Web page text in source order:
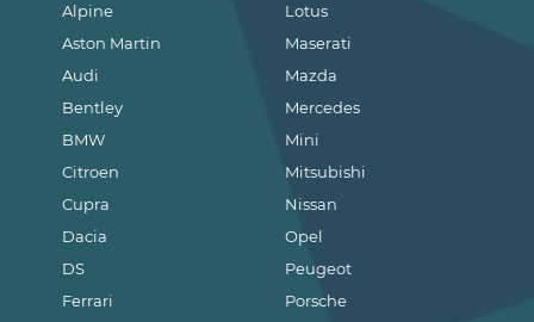
Alpine
Aston Martin
Audi
Bentley
BMW
Citroen
Cupra
Dacia
DS
Ferrari
Lotus
Maserati
Mazda
Mercedes
Mini
Mitsubishi
Nissan
Opel
Peugeot
Porsche